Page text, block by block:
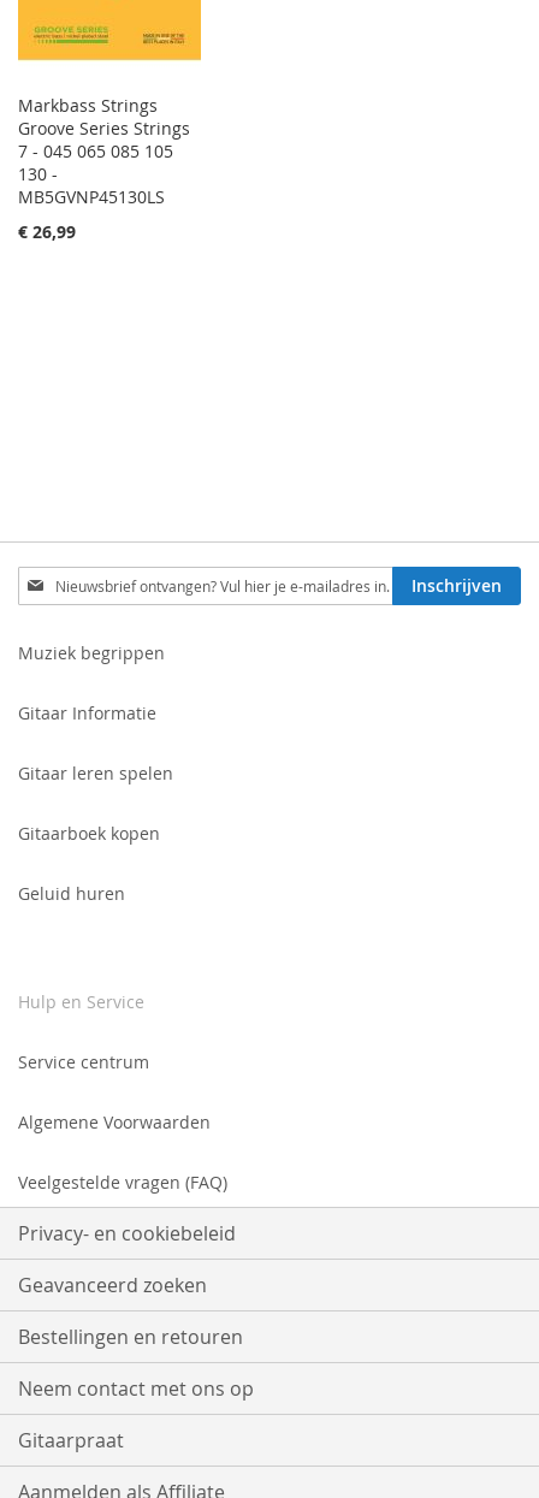
Markbass Strings
Groove Series Strings
7 - 045 065 085 105
130 -
MB5GVNP45130LS
€ 26,99
Schrijf
je
voor
Inschrijven
Muziek begrippen
Gitaar Informatie
Gitaar leren spelen
Gitaarboek kopen
Geluid huren
Hulp en Service
Service centrum
Algemene Voorwaarden
Veelgestelde vragen (FAQ)
Privacy- en cookiebeleid
Geavanceerd zoeken
Bestellingen en retouren
Neem contact met ons op
Gitaarpraat
Aanmelden als Affiliate